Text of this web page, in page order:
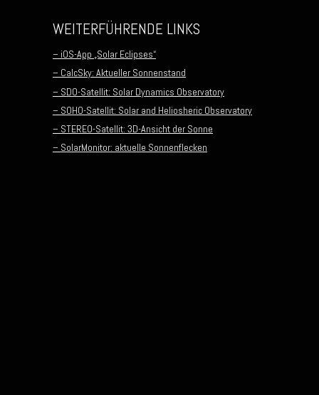
WEITERFÜHRENDE LINKS
– iOS-App „Solar Eclipses“
– CalcSky: Aktueller Sonnenstand
– SDO-Satellit: Solar Dynamics Observatory
– SOHO-Satellit: Solar and Heliosheric Observatory
– STEREO-Satellit: 3D-Ansicht der Sonne
– SolarMonitor: aktuelle Sonnenflecken